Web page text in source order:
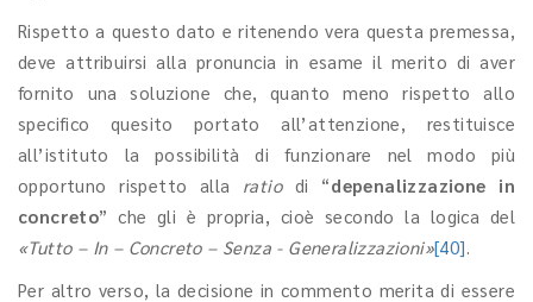
Rispetto a questo dato e ritenendo vera questa premessa,
deve attribuirsi alla pronuncia in esame il merito di aver
fornito una soluzione che, quanto meno rispetto allo
specifico quesito portato all’attenzione, restituisce
all’istituto la possibilità di funzionare nel modo più
opportuno rispetto alla ratio di “depenalizzazione in
concreto” che gli è propria, cioè secondo la logica del
«Tutto – In – Concreto – Senza - Generalizzazioni»[40].
Per altro verso, la decisione in commento merita di essere